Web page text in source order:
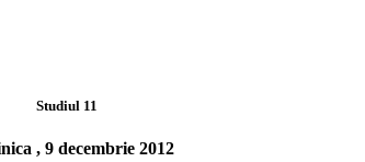
Studiul 11
, 9 decembrie 2012